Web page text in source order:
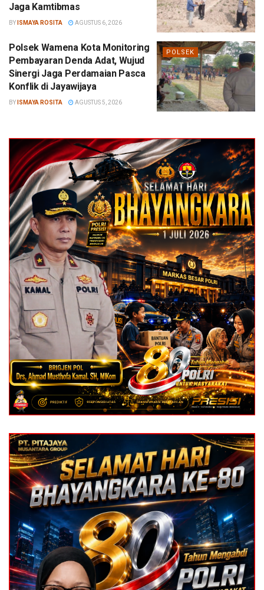
Jaga Kamtibmas
BY ISMAYA ROSITA AGUSTUS 6, 2026
POLSEK
Polsek Wamena Kota Monitoring
Pembayaran Denda Adat, Wujud
Sinergi Jaga Perdamaian Pasca
Konflik di Jayawijaya
BY ISMAYA ROSITA AGUSTUS 5, 2026